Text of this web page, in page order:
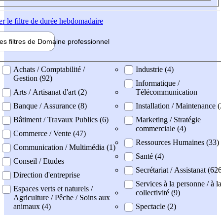
le filtre de durée hebdomadaire
filtres de Domaine professionnel
professionel
Achats / Comptabilité /
Gestion (92)
Arts / Artisanat d'art (2)
Banque / Assurance (8)
Bâtiment / Travaux Publics (6)
Commerce / Vente (47)
Communication / Multimédia (1)
Conseil / Etudes
Direction d'entreprise
Espaces verts et naturels /
Agriculture / Pêche / Soins aux
animaux (4)
Industrie (4)
Informatique /
Télécommunication
Installation / Maintenance
Marketing / Stratégie
commerciale (4)
Ressources Humaines (33)
Santé (4)
Secrétariat / Assistanat
Services à la personne / à la
collectivité (9)
Spectacle (2)